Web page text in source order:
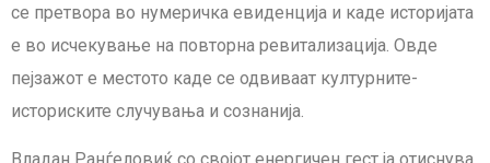
се претвора во нумеричка евиденција и каде историјата
е во исчекување на повторна ревитализација. Овде
пејзажот е местото каде се одвиваат културните-
историските случувања и сознанија.